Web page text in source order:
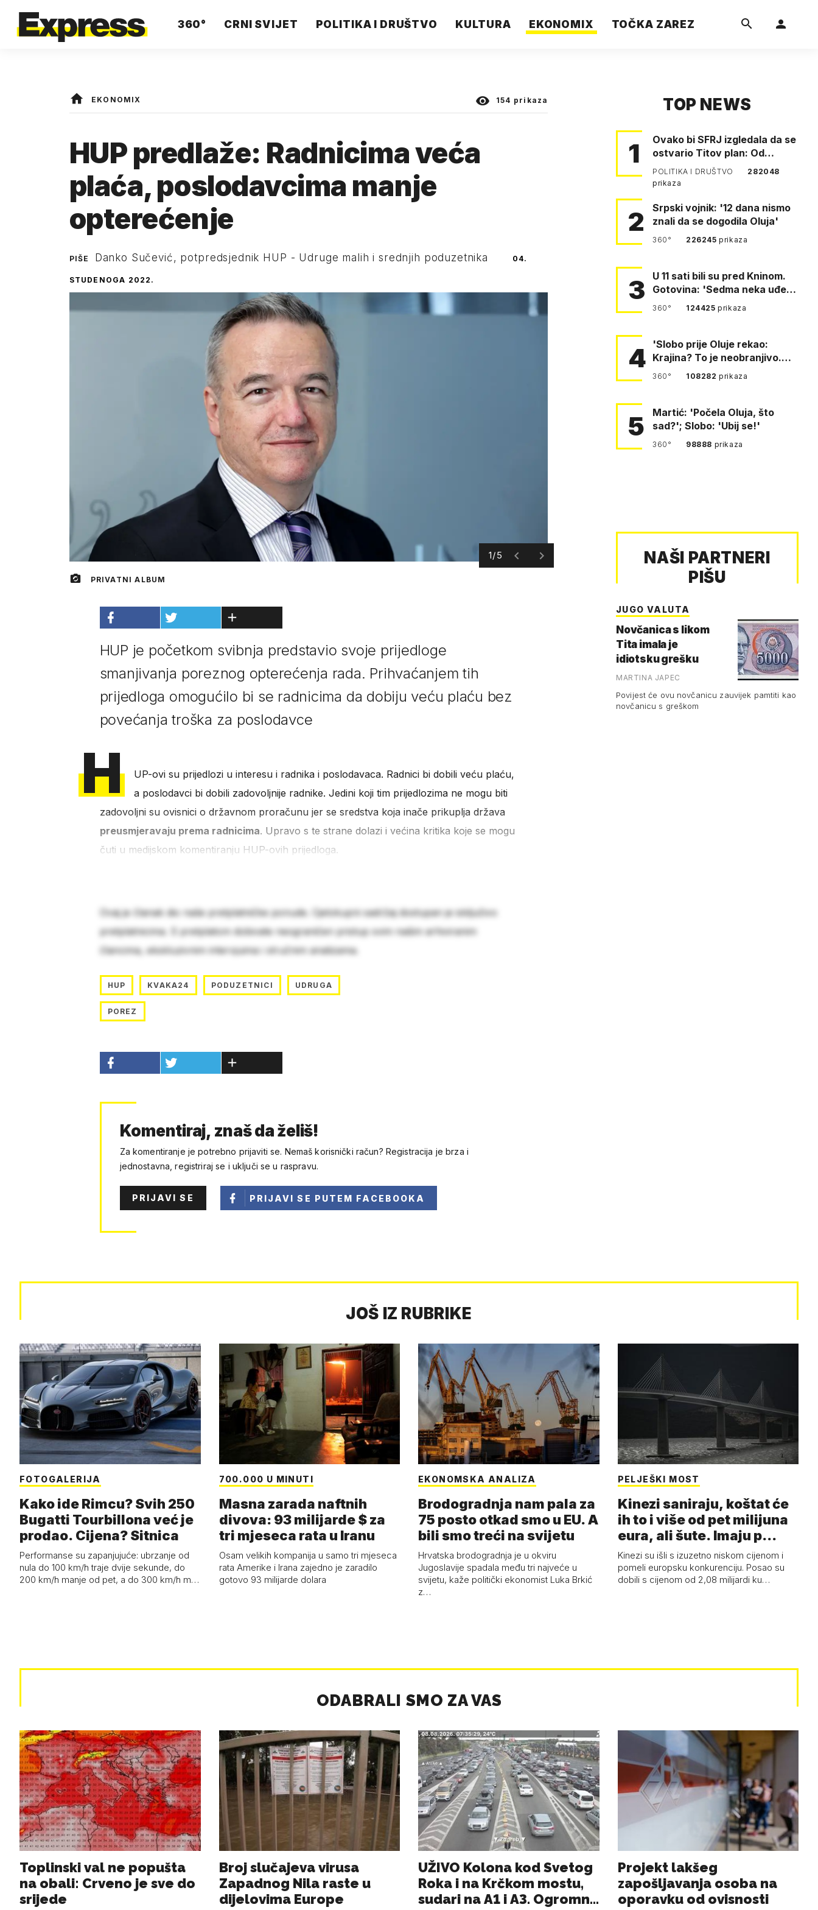
360° CRNI SVIJET POLITIKA I DRUŠTVO KULTURA EKONOMIX TOČKA ZAREZ
EKONOMIX 154 prikaza
HUP predlaže: Radnicima veća
plaća, poslodavcima manje
opterećenje
PIŠE Danko Sučević, potpredsjednik HUP - Udruge malih i srednjih poduzetnika 04.
STUDENOGA 2022.
1/5
PRIVATNI ALBUM
HUP je početkom svibnja predstavio svoje prijedloge
smanjivanja poreznog opterećenja rada. Prihvaćanjem tih
prijedloga omogućilo bi se radnicima da dobiju veću plaću bez
povećanja troška za poslodavce
H
UP-ovi su prijedlozi u interesu i radnika i poslodavaca. Radnici bi dobili veću plaću,
a poslodavci bi dobili zadovoljnije radnike. Jedini koji tim prijedlozima ne mogu biti
zadovoljni su ovisnici o državnom proračunu jer se sredstva koja inače prikuplja država
preusmjeravaju prema radnicima. Upravo s te strane dolazi i većina kritika koje se mogu
čuti u medijskom komentiranju HUP-ovih prijedloga.
Ovaj je članak dio naše pretplatničke ponude. Cjelokupni sadržaj dostupan je isključivo
pretplatnicima. S pretplatom dobivate neograničen pristup svim našim arhiviranim
člancima, ekskluzivnim intervjuima i stručnim analizama.
HUP KVAKA24 PODUZETNICI UDRUGA
POREZ
Komentiraj, znaš da želiš!
Za komentiranje je potrebno prijaviti se. Nemaš korisnički račun? Registracija je brza i
jednostavna, registriraj se i uključi se u raspravu.
PRIJAVI SE PRIJAVI SE PUTEM FACEBOOKA
TOP NEWS
1
Ovako bi SFRJ izgledala da se
ostvario Titov plan: Od
Klagenfurta do Istanbula!
POLITIKA I DRUŠTVO
282048
prikaza
2
Srpski vojnik: '12 dana nismo
znali da se dogodila Oluja'
360° 226245prikaza
3
U 11 sati bili su pred Kninom.
Gotovina: 'Sedma neka uđe,
4. gardijska neka g…
360° 124425prikaza
4
'Slobo prije Oluje rekao:
Krajina? To je neobranjivo.
Tuđmana zvao Krivousti'
360° 108282prikaza
5
Martić: 'Počela Oluja, što
sad?'; Slobo: 'Ubij se!'
360° 98888 prikaza
NAŠI PARTNERI
PIŠU
JUGO VALUTA
Novčanica s likom
Tita imala je
idiotsku grešku
MARTINA JAPEC
Povijest će ovu novčanicu zauvijek pamtiti kao
novčanicu s greškom
JOŠ IZ RUBRIKE
FOTOGALERIJA
Kako ide Rimcu? Svih 250
Bugatti Tourbillona već je
prodao. Cijena? Sitnica
Performanse su zapanjujuće: ubrzanje od
nula do 100 km/h traje dvije sekunde, do
200 km/h manje od pet, a do 300 km/h m…
700.000 U MINUTI
Masna zarada naftnih
divova: 93 milijarde $ za
tri mjeseca rata u Iranu
Osam velikih kompanija u samo tri mjeseca
rata Amerike i Irana zajedno je zaradilo
gotovo 93 milijarde dolara
EKONOMSKA ANALIZA
Brodogradnja nam pala za
75 posto otkad smo u EU. A
bili smo treći na svijetu
Hrvatska brodogradnja je u okviru
Jugoslavije spadala među tri najveće u
svijetu, kaže politički ekonomist Luka Brkić
z…
PELJEŠKI MOST
Kinezi saniraju, koštat će
ih to i više od pet milijuna
eura, ali šute. Imaju p…
Kinezi su išli s izuzetno niskom cijenom i
pomeli europsku konkurenciju. Posao su
dobili s cijenom od 2,08 milijardi ku…